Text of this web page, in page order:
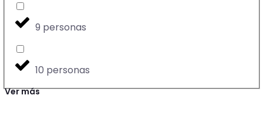
9 personas
10 personas
Ver más